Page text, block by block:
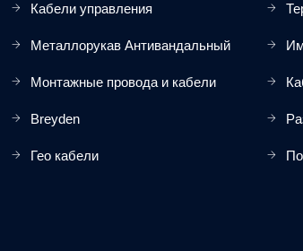
Кабели управления
Металлорукав Антивандальный
Монтажные провода и кабели
Breyden
Гео кабели